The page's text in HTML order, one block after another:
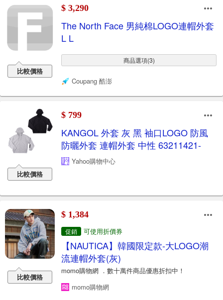
比較價格
$ 3,290
The North Face 男純棉LOGO連帽外套
L L
商品選項(3)
Coupang 酷澎
比較價格
$ 799
KANGOL 外套 灰 黑 袖口LOGO 防風
防曬外套 連帽外套 中性 63211421-
Yahoo購物中心
比較價格
$ 1,384
促銷 可使用折價券
【NAUTICA】韓國限定款-大LOGO潮
流連帽外套(灰)
momo購物網 ．數十萬件商品優惠折扣中！
momo購物網